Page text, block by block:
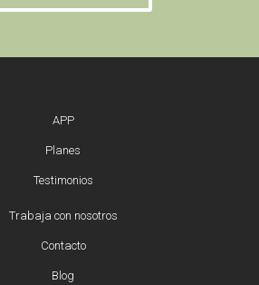
APP
Planes
Testimonios
Trabaja con nosotros
Contacto
Blog